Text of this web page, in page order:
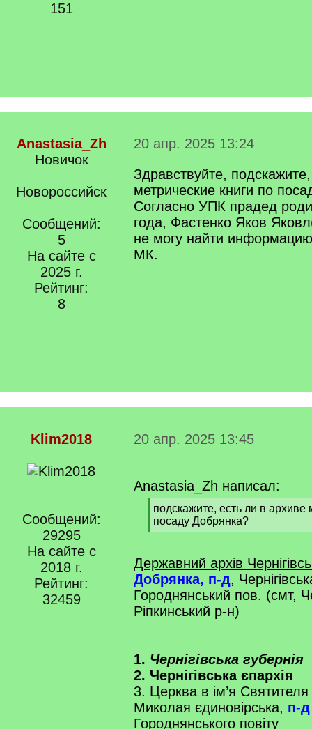
151
Anastasia_Zh
Новичок
Новороссийск
Сообщений:
5
На сайте с
2025 г.
Рейтинг:
8
20 апр. 2025 13:24
Здравствуйте,
метрические книги по
Согласно УПК прадед
года, Фастенко Яков
не могу найти
МК.
Klim2018
Сообщений:
29295
На сайте с
2018 г.
Рейтинг:
32459
20 апр. 2025 13:45
Anastasia_Zh написал:
[
q
]
подскажите, есть ли в архиве
посаду Добрянка?
[
q
]
Державний архів
Добрянка, п-д,
Городнянський пов. (смт,
Ріпкинський р-н)
1. Чернігівська губернія
2. Чернігівська єпархія
3. Церква в ім’я
Миколая єдиновірська, п-
Городнянського повіту